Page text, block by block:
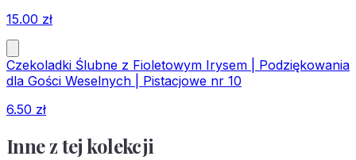
15.00 zł
Czekoladki Ślubne z Fioletowym Irysem | Podziękowania
dla Gości Weselnych | Pistacjowe nr 10
6.50 zł
Inne z tej kolekcji